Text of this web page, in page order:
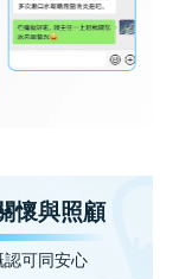
懷與照顧
認可同安心